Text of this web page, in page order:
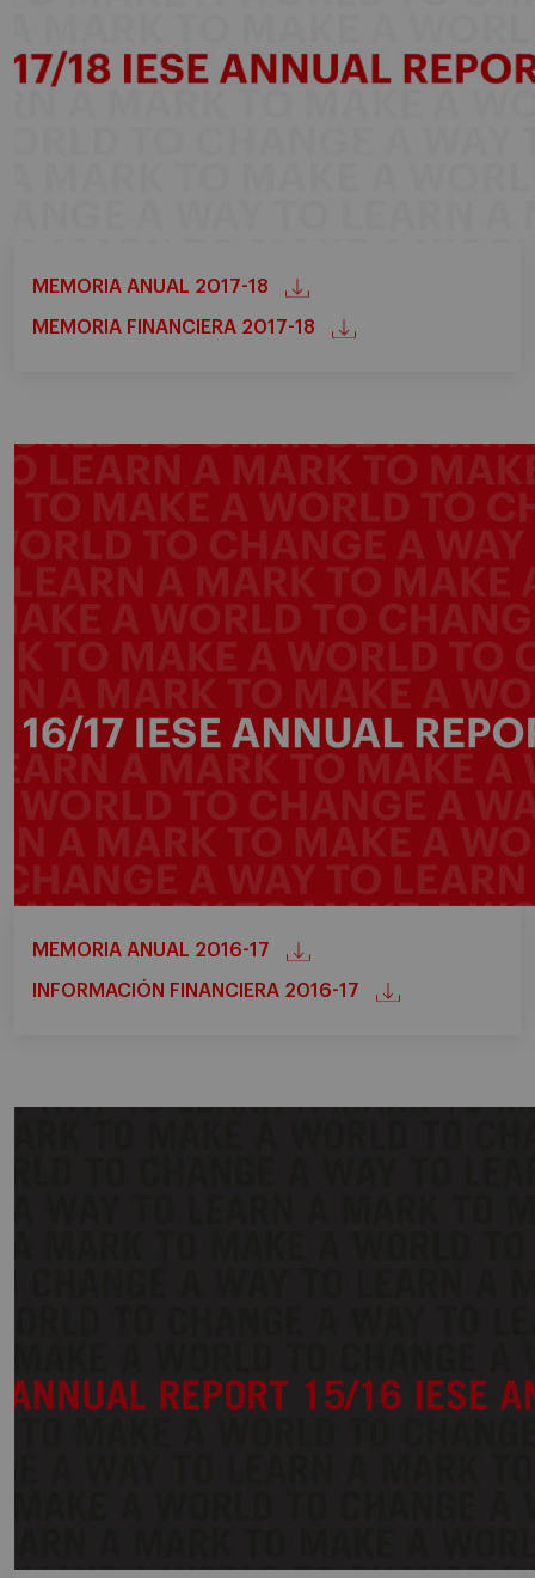
MEMORIA ANUAL 2017-18
MEMORIA FINANCIERA 2017-18
MEMORIA ANUAL 2016-17
INFORMACIÓN FINANCIERA 2016-17